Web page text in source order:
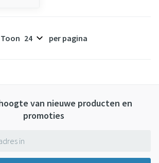
Toon per pagina
van nieuwe producten en
promoties